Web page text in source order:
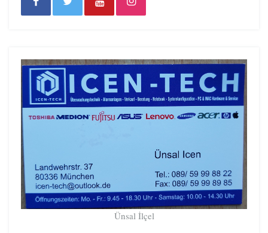
Ünsal İlçel